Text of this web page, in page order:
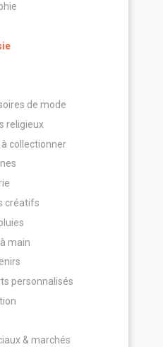
de mode
religieux
collectionner
créatifs
main
personnalisés
& marchés